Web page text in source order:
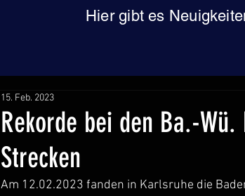
Hier gibt es
Rekorde bei den Ba.-
Strecken
15. Feb. 2023
Am 12.02.2023 fanden in Karlsruhe die